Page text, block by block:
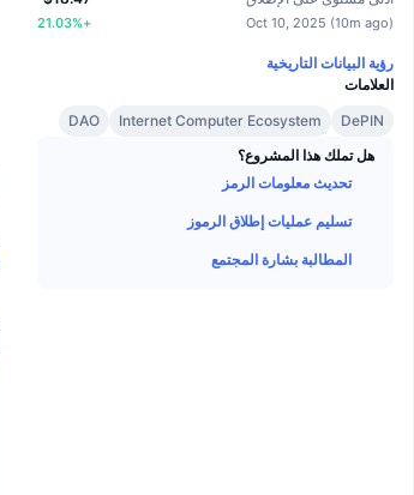
Oct 10, 2025 (10m ago)
+
21.03%
رؤية البيانات التاريخية
العلامات
DePIN
Internet Computer Ecosystem
DAO
هل تملك هذا المشروع؟
تحديث معلومات الرمز
تسليم عمليات إطلاق الرموز
المطالبة بشارة المجتمع